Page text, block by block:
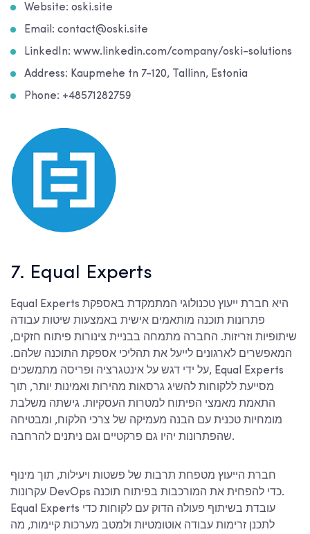
Website: oski.site
Email: contact@oski.site
LinkedIn: www.linkedin.com/company/oski-solutions
Address: Kaupmehe tn 7-120, Tallinn, Estonia
Phone: +48571282759
7. Equal Experts
Equal Experts היא חברת ייעוץ טכנולוגי המתמקדת באספקת
פתרונות תוכנה מותאמים אישית באמצעות שיטות עבודה
שיתופיות וזריזות. החברה מתמחה בבניית צינורות פיתוח חזקים,
המאפשרים לארגונים לייעל את תהליכי אספקת התוכנה שלהם.
על ידי דגש על אינטגרציה ופריסה מתמשכים, Equal Experts
מסייעת ללקוחות להשיג גרסאות מהירות ואמינות יותר, תוך
התאמת מאמצי הפיתוח למטרות העסקיות. גישתה משלבת
מומחיות טכנית עם הבנה מעמיקה של צרכי הלקוח, ומבטיחה
שהפתרונות יהיו גם פרקטיים וגם ניתנים להרחבה.
חברת הייעוץ מטפחת תרבות של פשטות ויעילות, תוך מינוף
עקרונות DevOps כדי להפחית את המורכבות בפיתוח תוכנה.
Equal Experts עובדת בשיתוף פעולה הדוק עם לקוחות כדי
לתכנן זרימות עבודה אוטומטיות ולמטב מערכות קיימות, מה